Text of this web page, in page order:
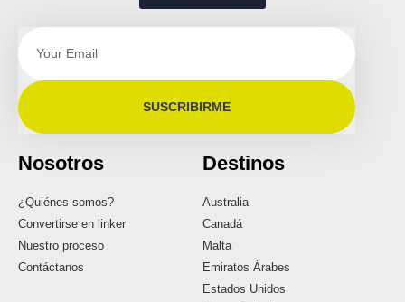
SUSCRIBIRME
Nosotros
¿Quiénes somos?
Convertirse en linker
Nuestro proceso
Contáctanos
Destinos
Australia
Canadá
Malta
Emiratos Árabes
Estados Unidos